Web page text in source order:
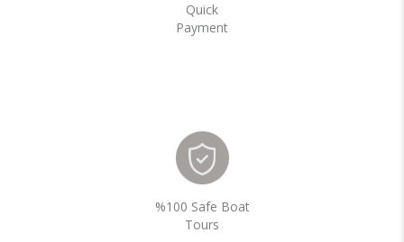
Quick
Payment
%100 Safe Boat
Tours